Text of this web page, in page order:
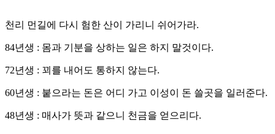
천리 먼길에 다시 험한 산이 가리니 쉬어가라.
84년생 : 몸과 기분을 상하는 일은 하지 말것이다.
72년생 : 꾀를 내어도 통하지 않는다.
60년생 : 붙으라는 돈은 어디 가고 이성이 돈 쓸곳을 일러준다.
48년생 : 매사가 뜻과 같으니 천금을 얻으리다.